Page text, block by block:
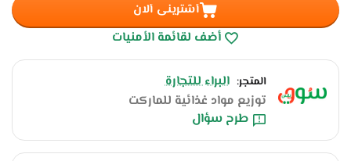
أشترينى ألان
أضف لقائمة الأمنيات
المتجر: البراء للتجارة
توزيع مواد غذائية للماركت
طرح سؤال